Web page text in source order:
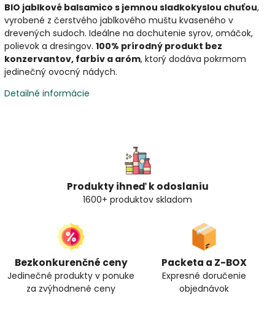
BIO jablkové balsamico s jemnou sladkokyslou chuťou,
vyrobené z čerstvého jablkového muštu kvaseného v
drevených sudoch. Ideálne na dochutenie syrov, omáčok,
polievok a dresingov. 100% prírodný produkt bez
konzervantov, farbív a aróm, ktorý dodáva pokrmom
jedinečný ovocný nádych.
Detailné informácie
Produkty ihneď k odoslaniu
1600+ produktov skladom
Bezkonkurenčné ceny
Jedinečné produkty v ponuke
za zvýhodnené ceny
Packeta a Z-BOX
Expresné doručenie
objednávok